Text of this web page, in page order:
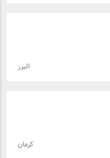
البرز
کرمان